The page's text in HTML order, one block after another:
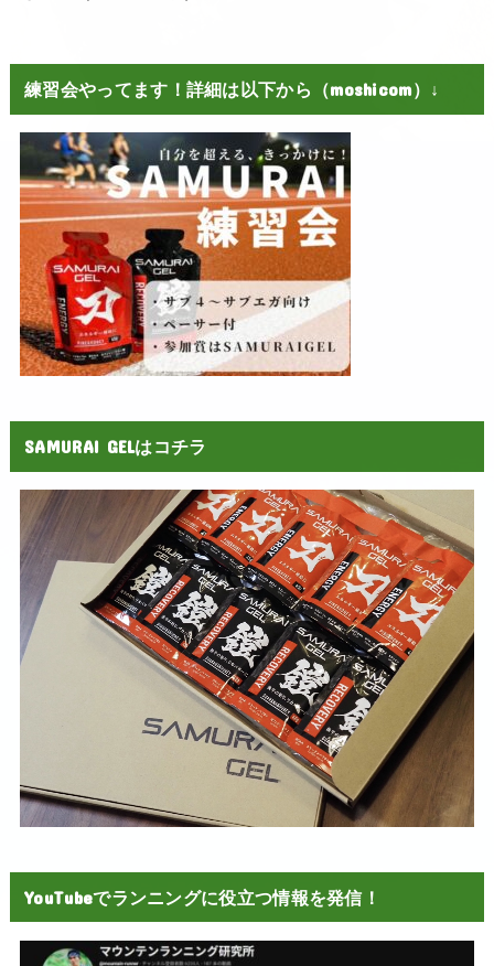
練習会やってます！詳細は以下から（moshicom）↓
SAMURAI GELはコチラ
YouTubeでランニングに役立つ情報を発信！